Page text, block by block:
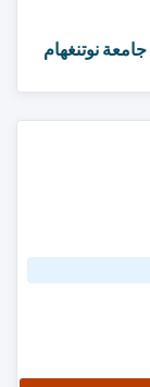
نوتنغهام